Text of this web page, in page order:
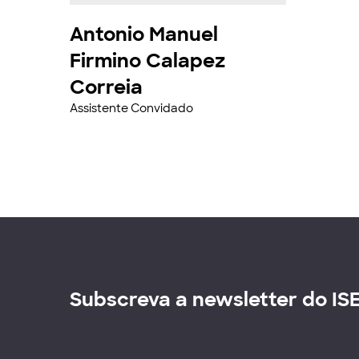
Antonio Manuel
Firmino Calapez
Correia
Assistente Convidado
Subscreva a newsletter do